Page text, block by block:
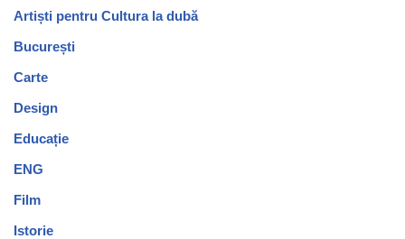
Artiști pentru Cultura la dubă
București
Carte
Design
Educație
ENG
Film
Istorie